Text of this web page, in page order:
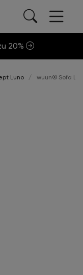
20%
Luno wuun® Sofa